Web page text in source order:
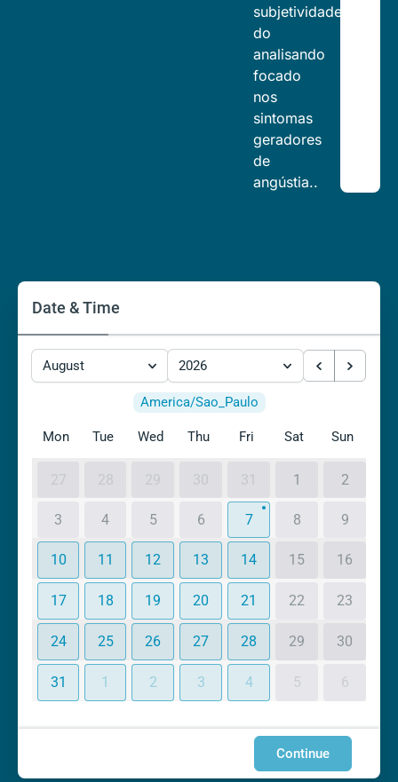
subjetividade
do
analisando
focado
nos
sintomas
geradores
de
angústia..
Date & Time
August 2026
America/Sao_Paulo
Mon Tue Wed Thu Fri Sat Sun
27 28 29 30 31 1 2
3 4 5 6 7 8 9
10 11 12 13 14 15 16
17 18 19 20 21 22 23
24 25 26 27 28 29 30
31 1 2 3 4 5 6
Continue